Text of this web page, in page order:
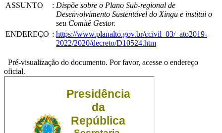
ASSUNTO
: Dispõe sobre o Plano Sub-regional de
Desenvolvimento Sustentável do Xingu e institui o
seu Comitê Gestor.
ENDEREÇO : https://www.planalto.gov.br/ccivil_03/_ato2019-
2022/2020/decreto/D10524.htm
Pré-visualização do documento. Por favor, acesse o endereço
oficial.